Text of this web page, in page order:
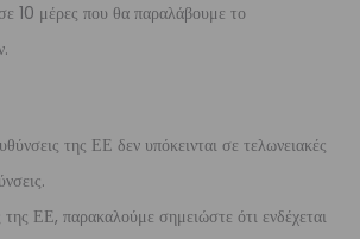
10 μέρες που θα παραλάβουμε το
της ΕΕ δεν υπόκεινται σε τελωνειακές
της ΕΕ, παρακαλούμε σημειώστε ότι ενδέχεται